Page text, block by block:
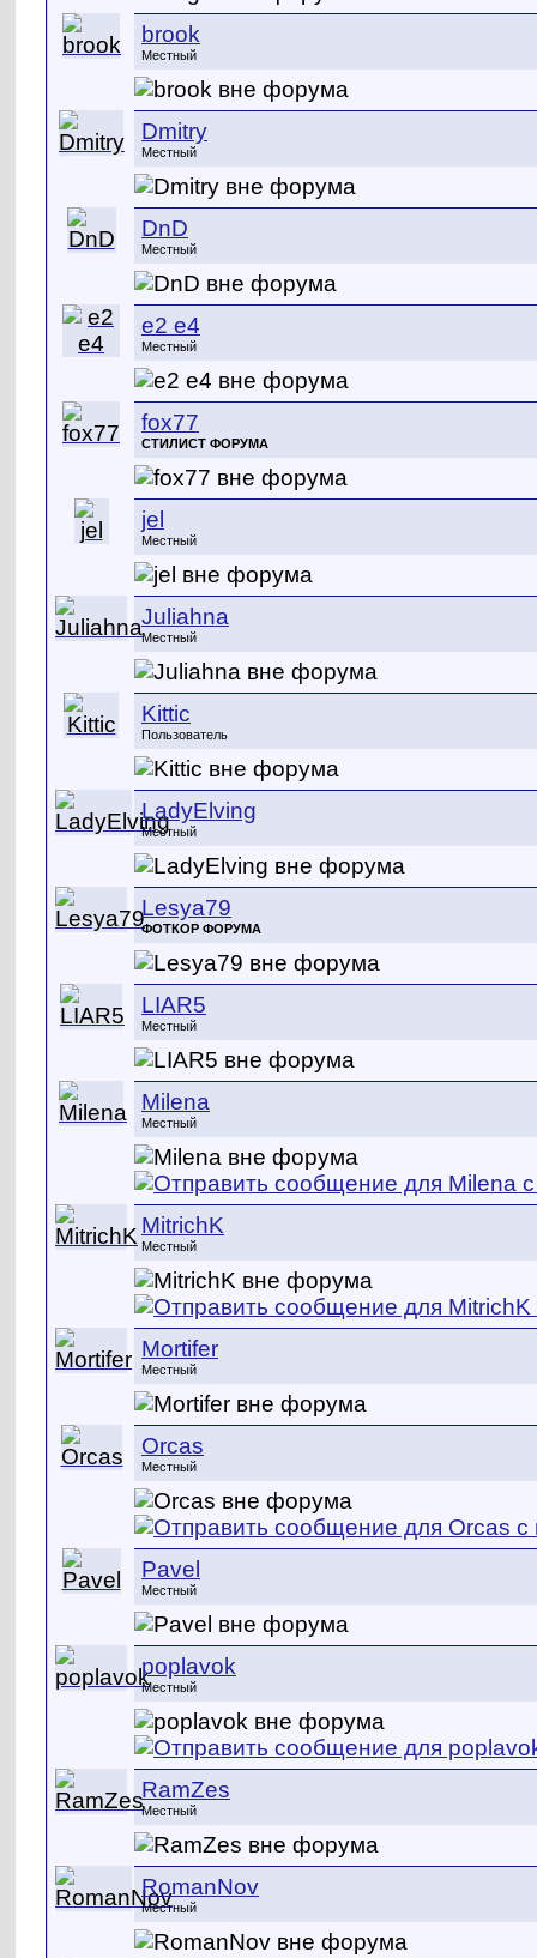
brook
Местный
Dmitry
Местный
DnD
Местный
e2 e4
Местный
fox77
СТИЛИСТ ФОРУМА
jel
Местный
Juliahna
Местный
Kittic
Пользователь
LadyElving
Местный
Lesya79
ФОТКОР ФОРУМА
LIAR5
Местный
Milena
Местный
MitrichK
Местный
Mortifer
Местный
Orcas
Местный
Pavel
Местный
poplavok
Местный
RamZes
Местный
RomanNov
Местный